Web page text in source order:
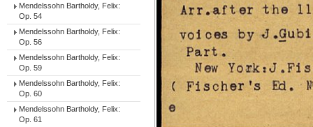
Mendelssohn Bartholdy, Felix:
Op. 54
Mendelssohn Bartholdy, Felix:
Op. 56
Mendelssohn Bartholdy, Felix:
Op. 59
Mendelssohn Bartholdy, Felix:
Op. 60
Mendelssohn Bartholdy, Felix:
Op. 61